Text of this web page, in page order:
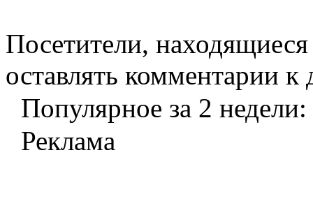
Посетители,
оставлять комментарии
Популярное за 2 недели:
Реклама